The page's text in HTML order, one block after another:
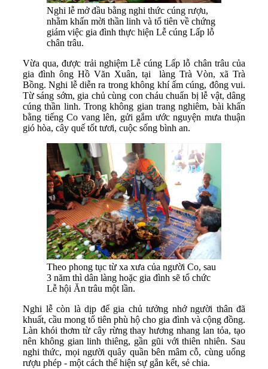
Nghi lễ mở đầu bằng nghi thức cúng rượu,
nhằm khấn mời thần linh và tổ tiên về chứng
giám việc gia đình thực hiện Lễ cúng Lấp lỗ
chân trâu.
Vừa qua, được trải nghiệm Lễ cúng Lấp lỗ chân trâu của
gia đình ông Hồ Văn Xuân, tại làng Trà Vòn, xã Trà
Bồng. Nghi lễ diễn ra trong không khí ấm cúng, đông vui.
Từ sáng sớm, gia chủ cùng con cháu chuẩn bị lễ vật, dâng
cúng thần linh. Trong không gian trang nghiêm, bài khấn
bằng tiếng Co vang lên, gửi gắm ước nguyện mưa thuận
gió hòa, cây quế tốt tươi, cuộc sống bình an.
Theo phong tục từ xa xưa của người Co, sau
3 năm thì dân làng hoặc gia đình sẽ tổ chức
Lễ hội Ăn trâu một lần.
Nghi lễ còn là dịp để gia chủ tưởng nhớ người thân đã
khuất, cầu mong tổ tiên phù hộ cho gia đình và cộng đồng.
Làn khói thơm từ cây rừng thay hương nhang lan tỏa, tạo
nên không gian linh thiêng, gần gũi với thiên nhiên. Sau
nghi thức, mọi người quây quần bên mâm cỗ, cùng uống
rượu phép - một cách thể hiện sự gắn kết, sẻ chia.